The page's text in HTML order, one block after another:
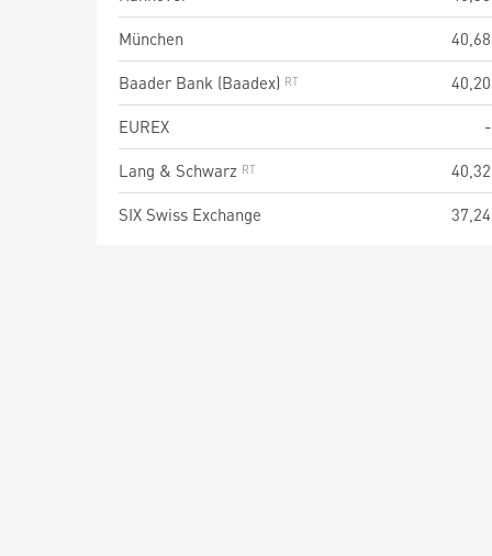
München
40,68
Baader Bank (Baadex)
40,20
EUREX
-
Lang & Schwarz
40,32
SIX Swiss Exchange
37,24